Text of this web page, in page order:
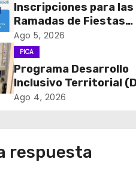
Inscripciones para las
Ramadas de Fiestas
Patrias 2026
Ago 5, 2026
PICA
Programa Desarrollo
Inclusivo Territorial
realizó la entrega de
Marqués Vismara.
Ago 4, 2026
respuesta